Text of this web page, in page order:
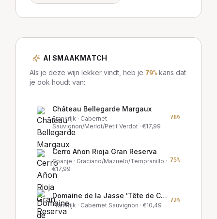
AI SMAAKMATCH
Als je deze wijn lekker vindt, heb je 79%kans dat
je ook houdt van:
Château Bellegarde Margaux
Frankrijk · Cabernet
Sauvignon/Merlot/Petit Verdot · €17,99
78%
Cerro Añon Rioja Gran Reserva
Spanje · Graciano/Mazuelo/Tempranillo ·
€17,99
75%
Domaine de la Jasse 'Tête de Cuvée'
Frankrijk · Cabernet Sauvignon · €10,49
72%